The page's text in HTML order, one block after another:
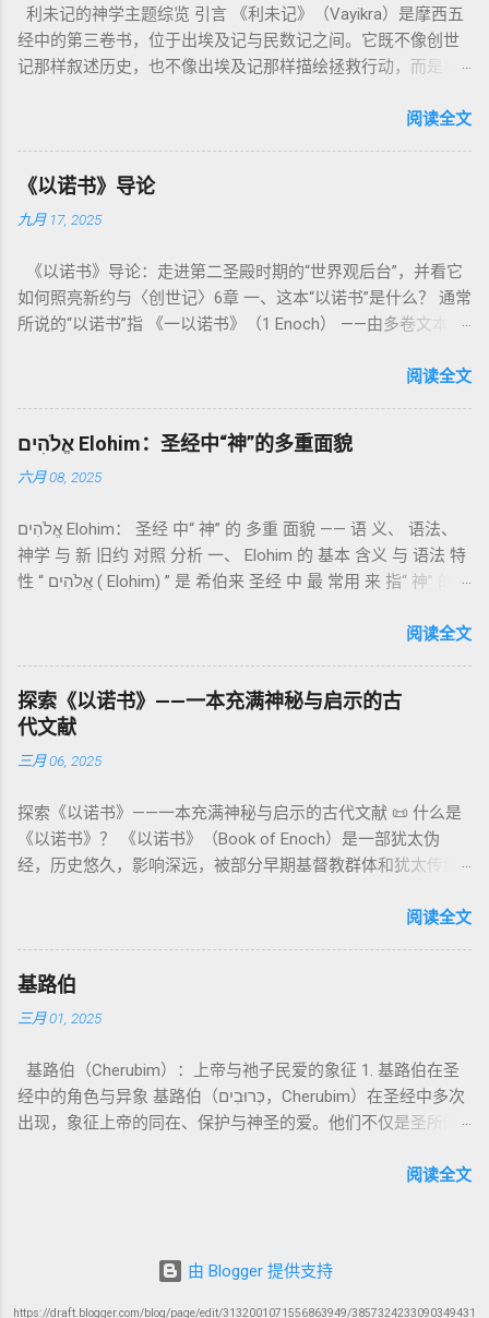
利未记的神学主题综览 引言 《利未记》（Vayikra）是摩西五
经中的第三卷书，位于出埃及记与民数记之间。它既不像创世
记那样叙述历史，也不像出埃及记那样描绘拯救行动，而是将
内容看似仪式化，《利未记》却揭示了 神的临在如何规范人类
为我耶和华你们的神是圣洁的。”（利未记19:2） 这节经文构成
整卷书的中心神学。希伯来文“קָדוֹשׁ”（kadosh）不仅意味着道
德上的圣洁，更意味着“分别出来”、“归属于神”。 《利未记》教
中活出“圣洁”。圣洁不仅是内心态度，更是生活方式。 二、献
祭制度：与神相交的通道 前七章详细描述五种祭： 燔祭
（olah）：全然献上，象征奉献与赎罪； 素祭 （minchah）：
团契的象征； 赎罪祭 （chatat）：针对无意之罪的遮盖； 赎愆
祭 （asham）：针对特定罪行的赔偿与赎回。 这些制度不是单
纯宗教仪式，而是 神提供给罪人恢复关系的方式 。 希伯来文
祂的子民得洁净并维系同在。 三、祭司制度与敬拜秩序 亚伦与
记》强调他们的洁净、服饰、行为都必须与神的圣洁相称。 祭
司是 圣所的看守者、律法的教导者与百姓的代求者 。他们的失
败（如拿答与亚比户擅献凡火）立刻带来神的审判（利10
限 第11–15章讲述关于食物、疾病（如大麻风）、体液等“洁净
与不洁”的律例。其目的不是为了迷信或隔离，而是建立 圣洁与
秩序感 ，帮助以色列人活在神的同在中。 “洁净”不是等同于“无
罪”，而是不妨碍与神交往的状态。圣所是神居住之地，进入必
16章描述每年一次的“赎罪日”（Yom Kippur），大祭司进入至
圣所，用血为圣所与百姓遮罪。 这是整卷《利未记》的神学中
心： 神愿意居住在人中间； 罪必须被遮盖才能维持这同在；
神主动提供遮罪之道（两个祭牲，特别是“为耶和华”的与“归于
亚撒泻勒”的）。 这预表...
阅读全文
《以诺书》导论
九月 17, 2025
《以诺书》导论：走进第二圣殿时期的“世界观后台”，并看它
如何照亮新约与〈创世记〉6章 一、这本“以诺书”是什么？ 通常
所说的“以诺书”指 《一以诺书》（1 Enoch） ——由多卷文本构
世纪），虽不在犹太/基督教主流正典之内（ 埃塞俄比亚正教
吉兹语（埃塞俄比亚语） 保存， 死海古卷 出土了多份 阿拉姆
语 残卷，另有 希腊文 片段，显示其广泛流传。 《一以诺书》
大体由五部分组成（作者与年代各异）： 《守望者之书》（1–
通婚、巨人（尼非利人）的出现，以及神对其囚禁与审判。
《比喻/相似喻之书》（37–71） ：频繁出现“ 那位人子/拣选
者/义者 ”，刻画末世审判与王权。 《天文之书》（72–82） ：
：以异象回顾以色列史并预示末世。 《以诺书信》（91–108）
：智慧训诫、“祸哉”、义人与恶人的结局等。 提示：另有《二
以诺书》（斯拉夫文）与《三以诺书》（希伯来文），属更晚
期以诺传统，不等同于《一以诺书》。 二、为什么重要？——
它是新约作者与读者共享的“语境词典” 1）新约中的直接/间接
呼应 犹大书14–15 几乎逐字引 1 Enoch 1:9（“主带着千万圣者
的“深渊囚禁”叙事共振。 彼后2:4 用“ 他他路斯 （Tartarus）”指
天使囚禁之所，贴近以诺传统语境。 福音书/启示录 中的“ 人子
来临与天使同来、坐在荣耀宝座审判列国 ”（太24–25；启1、
观 ：以诺将“巨人之灵”为游行污灵的渊源学解释，补给了新约
驱魔叙事背后的“灵界词库”（可1、路8；亦参弗6:12“执政掌
权”）。 阴间与审判意象 ：Sheol 的分区、册卷与火刑等图像，
：以诺传统对压迫者的“祸哉”，与 雅各书 对不义富者的警告
（雅5）形成呼应。 ...
阅读全文
אֱלֹהִים Elohim：圣经中“神”的多重面貌
六月 08, 2025
אֱלֹהִים Elohim： 圣经 中“ 神” 的 多重 面貌 —— 语 义、 语法、
神学 与 新 旧约 对照 分析 一、 Elohim 的 基本 含义 与 语法 特
性 “ אֱלֹהִים ( Elohim) ” 是 希伯来 圣经 中 最 常用 来 指“ 神” 的
者”。 ✦ 语法 现象： Elohim 是 一个 复数 形式 （“- im” 后
世 记 1: 1）； 在 其他 语 境 中也 可 用于 复数 意义， 如 指 多
神、 属 灵 存在、 审判 官 等； 因此， 需 借助 上下文 判断 语
义 和 神学 定位 。 二、 希伯来 圣经 中 Elohim 的 主要 用法 与
示例 分类 类型 用法 说明 示例 经文 含义 1. 真神 指 以色列 的
所 崇拜 的 神祇 出 20: 3 假 神/ 偶像（ gods） 3. 属 灵 存在
神 的 众 子、 天使、 神圣 议会 成员 诗 82: 1, 申 32: 8– 9
神圣 存在（ divine beings） 4. 法官 被 委托 施行 神 审判者 出
权 代表 受托 执行 神 旨意 的 人（ 如 摩西） 出 7: 1 神 的 代言
人（ divine proxy） 6. 强调 威严 复数 形式 强调 尊贵 超自然 的
显现 撒 上 28: 13 灵界 显现 或 尊称（ majestic plural） 三、
每一 类 的 代表 经文 解读 1. 真神 的 独 一 性（ 创世 记 1: 1） “
בְּרֵאשִׁית בָּרָא אֱלֹהִים...” “ 起初， 神（ Elohim） 创造 天地。” 尽
语法 结构 显示 这 是在 强调 一位 ...
阅读全文
探索《以诺书》——一本充满神秘与启示的古
代文献
三月 06, 2025
探索《以诺书》——一本充满神秘与启示的古代文献 📜 什么是
《以诺书》？ 《以诺书》（Book of Enoch）是一部犹太伪
经，历史悠久，影响深远，被部分早期基督教群体和犹太传统
的曾祖父——的名义写成，包含大量关于天使、堕落、审判和弥
行，神将他取去，他就不在世了。” 这一神秘的记载激发了后世
关于以诺与神的关系、天国奥秘的丰富想象。《以诺书》便是
这种想象的结晶。 📖《以诺书》的主要内容 《以诺书》并非一
之书》（1 Enoch 1-36） 讲述堕落天使（守望者，Watchers）
如何违背神的命令，与人类女子结合，生下巨人（Nephilim）。
这些天使教授人类各种知识，如金属锻造、药草使用和占星
洪水洁净世界。 这一描述与《创世记 6:1-4》的“神的众子”相呼
子看见人的女子美貌，就随意挑选，娶来为妻。他们与女子交
合后，生下了伟人（Nephilim），那时候的伟人就是古时英武有
名的人。” 📜 犹太解读 ： 许多犹太文献（如《以诺书》、《死
阅读全文
基路伯
三月 01, 2025
基路伯（Cherubim）：上帝与祂子民爱的象征 1. 基路伯在圣
经中的角色与异象 基路伯（כְּרוּבִים，Cherubim）在圣经中多次
出现，象征上帝的同在、保护与神圣的爱。他们不仅是圣所的
护者 在《创世记》3:24中，基路伯首次出现，被安置在伊甸园
入伊甸园。这象征着罪的阻隔，也反映出人类与神分离后的失
落。 （2）会幕与圣殿中的基路伯 在《出埃及记》25:18-22，
阅读全文
由 Blogger 提供支持
https://draft.blogger.com/blog/page/edit/3132001071556863949/3857324233090349431